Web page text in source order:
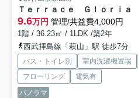
Ｔｅｒｒａｃｅ Ｇｌｏｒｉａ
9.6万円 管理/共益費4,000円
1階 / 36.23㎡ / 1LDK /築2年
西武拝島線「萩山」駅 徒歩7分
バス・トイレ別 室内洗濯機置場
フローリング
電気有
パノラマ